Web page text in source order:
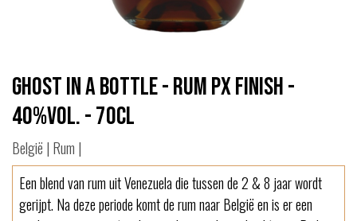
Ghost in a bottle - Rum PX Finish -
40%vol. - 70cl
België | Rum |
Een blend van rum uit Venezuela die tussen de 2 & 8 jaar wordt
gerijpt. Na deze periode komt de rum naar België en is er een